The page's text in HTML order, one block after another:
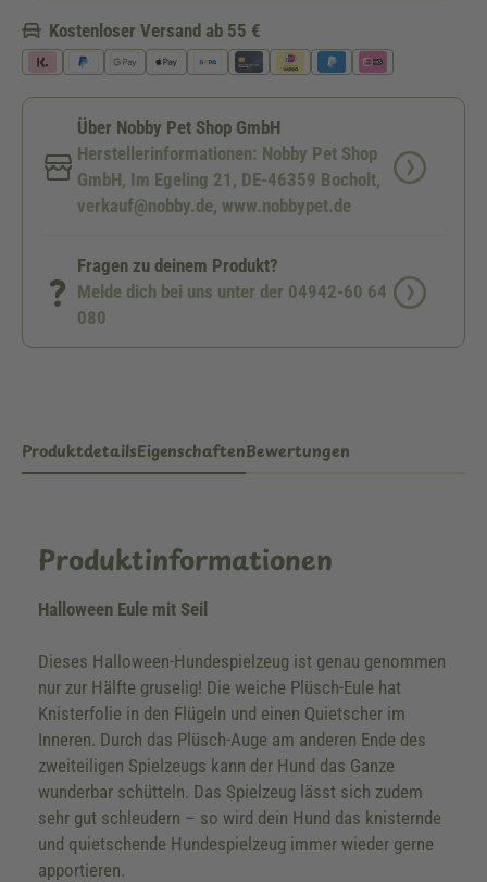
Kostenloser Versand ab 55 €
Über Nobby Pet Shop GmbH
Herstellerinformationen: Nobby Pet Shop
GmbH, Im Egeling 21, DE-46359 Bocholt,
verkauf@nobby.de, www.nobbypet.de
Fragen zu deinem Produkt?
Melde dich bei uns unter der 04942-60 64
080
ProduktdetailsEigenschaftenBewertungen
Produktinformationen
Halloween Eule mit Seil
Dieses Halloween-Hundespielzeug ist genau genommen
nur zur Hälfte gruselig! Die weiche Plüsch-Eule hat
Knisterfolie in den Flügeln und einen Quietscher im
Inneren. Durch das Plüsch-Auge am anderen Ende des
zweiteiligen Spielzeugs kann der Hund das Ganze
wunderbar schütteln. Das Spielzeug lässt sich zudem
sehr gut schleudern – so wird dein Hund das knisternde
und quietschende Hundespielzeug immer wieder gerne
apportieren.